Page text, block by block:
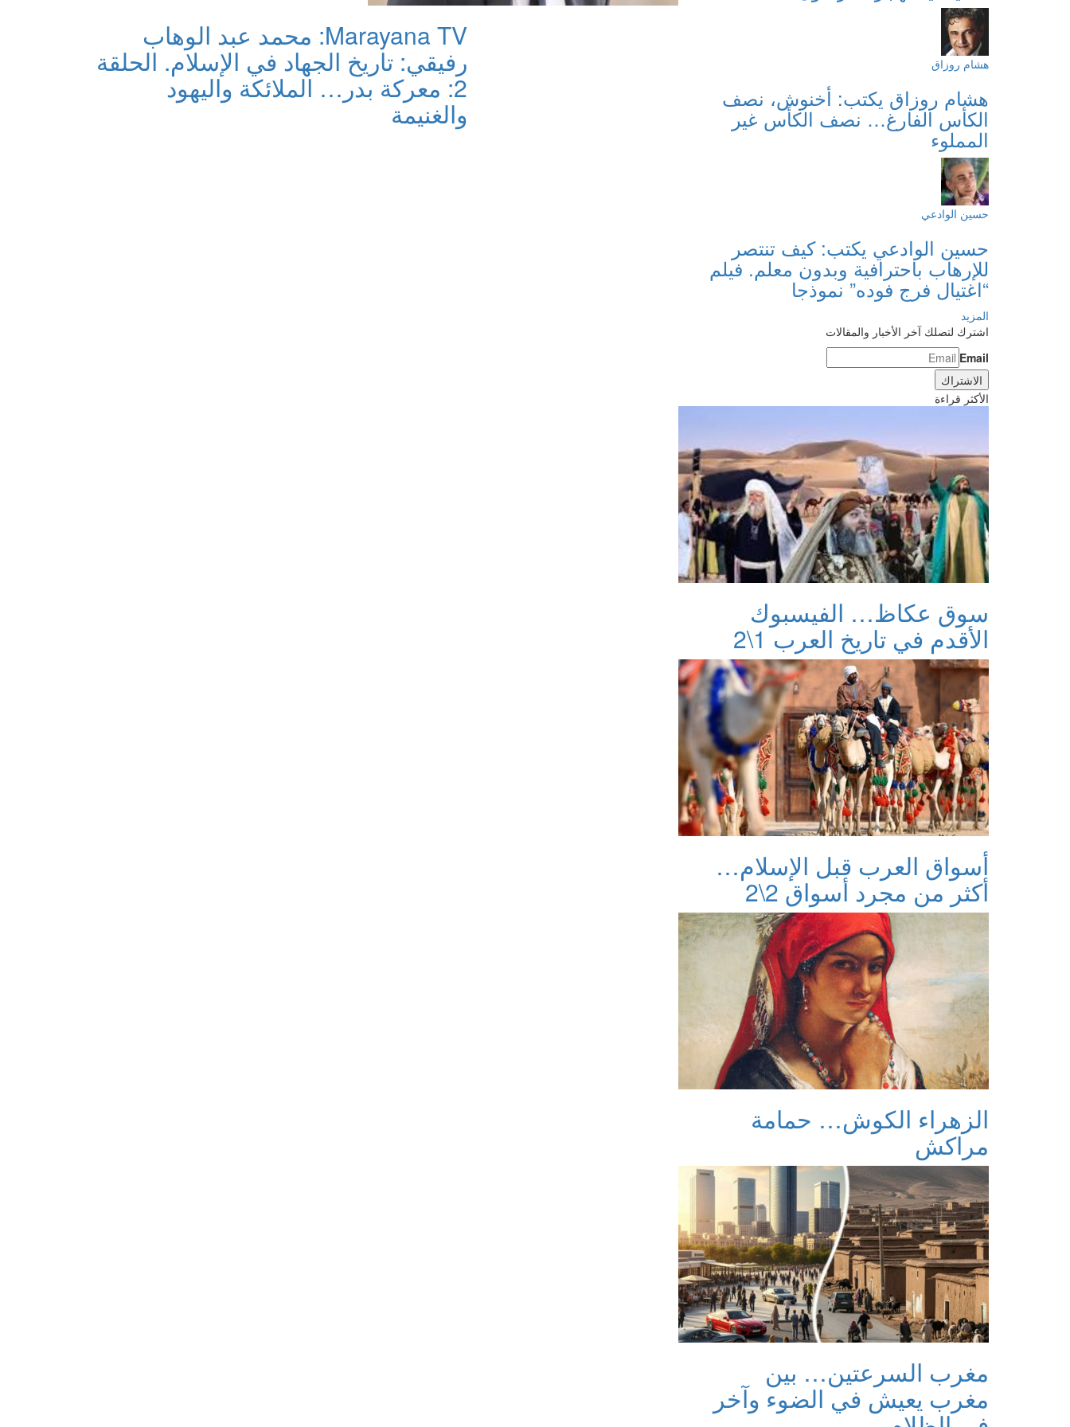
Marayana TV: محمد عبد الوهاب
رفيقي: تاريخ الجهاد في الإسلام. الحلقة
2: معركة بدر… الملائكة واليهود
والغنيمة
هشام روزاق
هشام روزاق يكتب: أخنوش، نصف
الكأس الفارغ… نصف الكأس غير
المملوء
حسين الوادعي
حسين الوادعي يكتب: كيف تنتصر
للإرهاب باحترافية وبدون معلم. فيلم
“اغتيال فرج فوده” نموذجا
المزيد
اشترك لتصلك آخر الأخبار والمقالات
Email
الأكثر قراءة
سوق عكاظ… الفيسبوك
الأقدم في تاريخ العرب 1\2
أسواق العرب قبل الإسلام…
أكثر من مجرد أسواق 2\2
الزهراء الكوش… حمامة
مراكش
مغرب السرعتين… بين
مغرب يعيش في الضوء وآخر